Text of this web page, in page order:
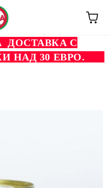
С
НАД 30 ЕВРО.